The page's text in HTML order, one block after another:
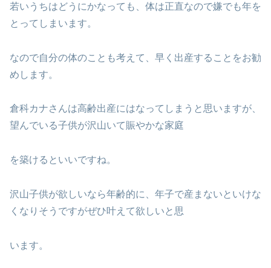
若いうちはどうにかなっても、体は正直なので嫌でも年を
とってしまいます。
なので自分の体のことも考えて、早く出産することをお勧
めします。
倉科カナさんは高齢出産にはなってしまうと思いますが、
望んでいる子供が沢山いて賑やかな家庭
を築けるといいですね。
沢山子供が欲しいなら年齢的に、年子で産まないといけな
くなりそうですがぜひ叶えて欲しいと思
います。